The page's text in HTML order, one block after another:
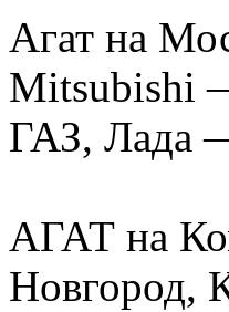
Агат на
Mitsubishi
ГАЗ, Лада
АГАТ на
Новгород,